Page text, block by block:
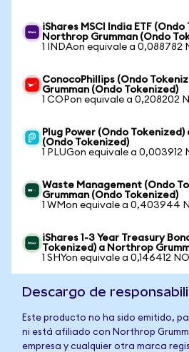
iShares MSCI India ETF
Northrop Grumman (Ondo
1 INDAon equivale a 0,088782
ConocoPhillips (Ondo
Grumman (Ondo Tokenized)
1 COPon equivale a 0,208202
Plug Power (Ondo
(Ondo Tokenized)
1 PLUGon equivale a 0,003912
Waste Management (Ondo
Grumman (Ondo Tokenized)
1 WMon equivale a 0,403944
iShares 1-3 Year Treasury
Tokenized) a Northrop
1 SHYon equivale a 0,146412
Descargo de
Este producto no ha sido emitido,
ni está afiliado con Northrop
empresa y cualquier otra marca